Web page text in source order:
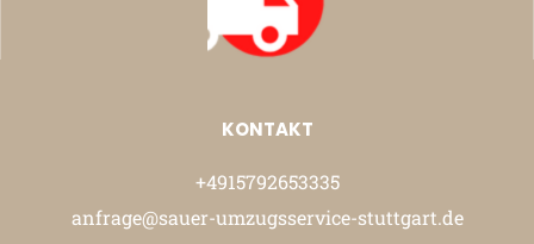
KONTAKT
+4915792653335
anfrage@sauer-umzugsservice-stuttgart.de